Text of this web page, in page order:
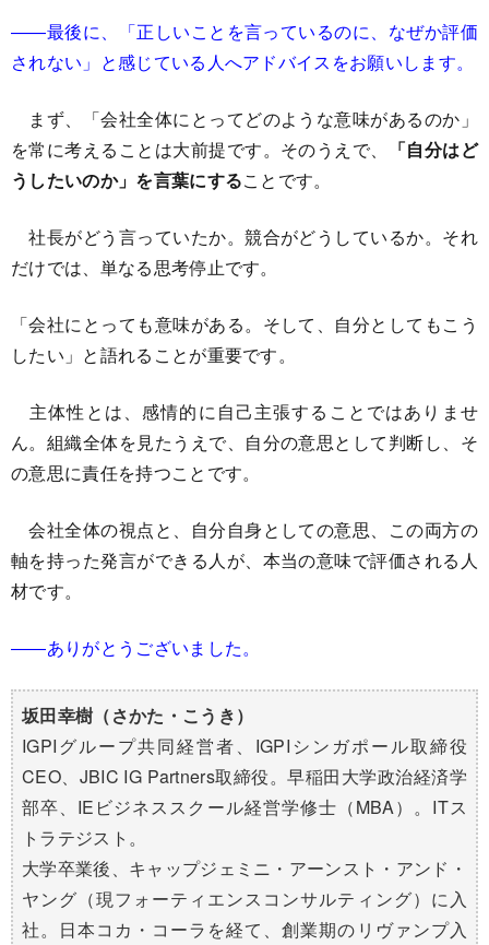
――最後に、「正しいことを言っているのに、なぜか評価
されない」と感じている人へアドバイスをお願いします。
まず、「会社全体にとってどのような意味があるのか」
を常に考えることは大前提です。そのうえで、
「自分はど
うしたいのか」を言葉にすることです。
社長がどう言っていたか。競合がどうしているか。それ
だけでは、単なる思考停止です。
「会社にとっても意味がある。そして、自分としてもこう
したい」と語れることが重要です。
主体性とは、感情的に自己主張することではありませ
ん。組織全体を見たうえで、自分の意思として判断し、そ
の意思に責任を持つことです。
会社全体の視点と、自分自身としての意思、この両方の
軸を持った発言ができる人が、本当の意味で評価される人
材です。
――ありがとうございました。
坂田幸樹（さかた・こうき）
IGPIグループ共同経営者、IGPIシンガポール取締役
CEO、JBIC IG Partners取締役。早稲田大学政治経済学
部卒、IEビジネススクール経営学修士（MBA）。ITス
トラテジスト。
大学卒業後、キャップジェミニ・アーンスト・アンド・
ヤング（現フォーティエンスコンサルティング）に入
社。日本コカ・コーラを経て、創業期のリヴァンプ入